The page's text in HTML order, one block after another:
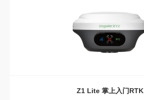
Z1 Lite 掌上入门RTK